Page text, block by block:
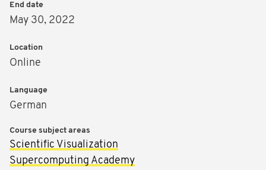
End date
May 30, 2022
Location
Online
Language
German
Course subject areas
Scientific Visualization
Supercomputing Academy